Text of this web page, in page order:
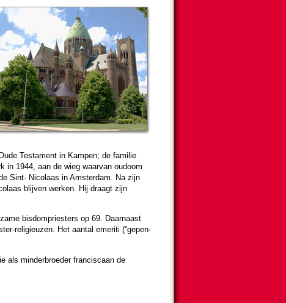
Testa­ment in Kampen; de familie
in 1944, aan de wieg waar­van oudoom
Sint- Nicolaas in Am­ster­dam. Na zijn
blijven werken. Hij draagt zijn
bisdom­pries­ters op 69. Daar­naast
reli­gi­euzen. Het aantal emeriti (“ge­pen­
als min­der­broe­der fran­cis­caan de